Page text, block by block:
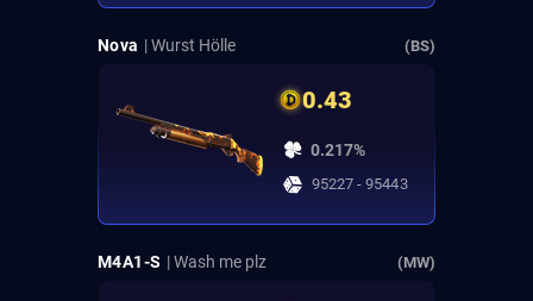
Nova | Wurst Hölle (BS)
0.43
0.217%
95227 - 95443
M4A1-S | Wash me plz (MW)